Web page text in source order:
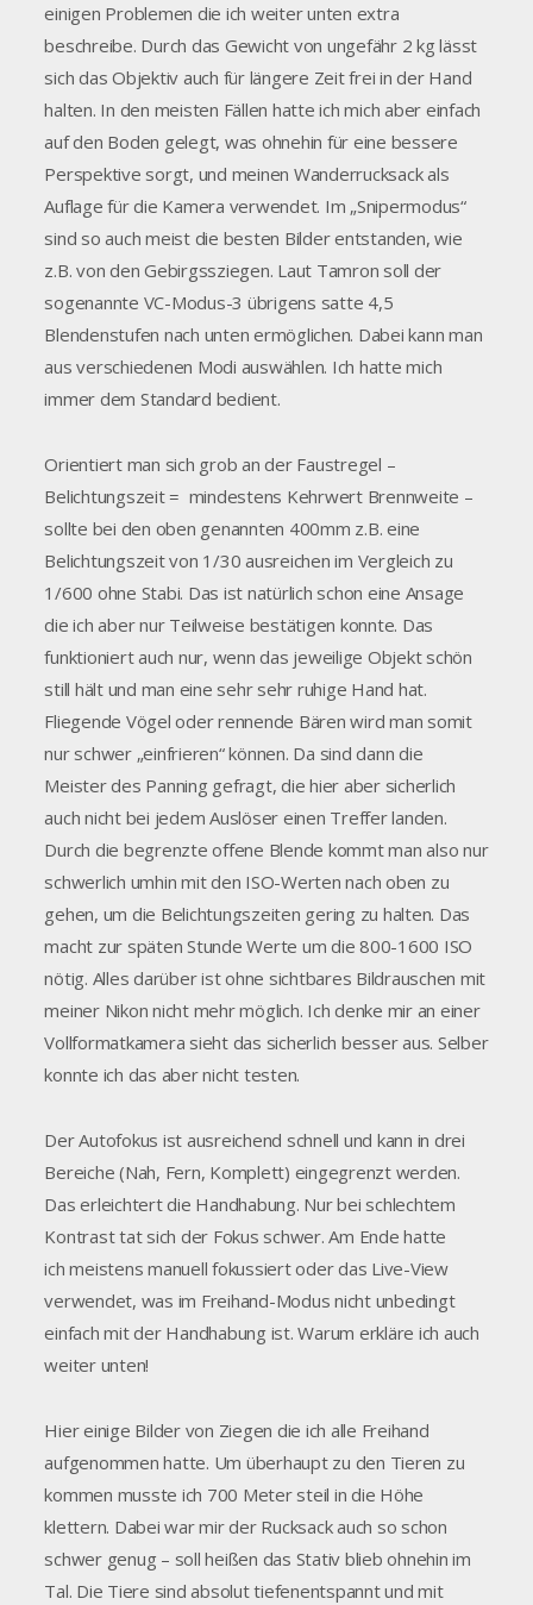
einigen Problemen die ich weiter unten extra
beschreibe. Durch das Gewicht von ungefähr 2 kg lässt
sich das Objektiv auch für längere Zeit frei in der Hand
halten. In den meisten Fällen hatte ich mich aber einfach
auf den Boden gelegt, was ohnehin für eine bessere
Perspektive sorgt, und meinen Wanderrucksack als
Auflage für die Kamera verwendet. Im „Snipermodus“
sind so auch meist die besten Bilder entstanden, wie
z.B. von den Gebirgssziegen. Laut Tamron soll der
sogenannte VC-Modus-3 übrigens satte 4,5
Blendenstufen nach unten ermöglichen. Dabei kann man
aus verschiedenen Modi auswählen. Ich hatte mich
immer dem Standard bedient.
Orientiert man sich grob an der Faustregel –
Belichtungszeit = mindestens Kehrwert Brennweite –
sollte bei den oben genannten 400mm z.B. eine
Belichtungszeit von 1/30 ausreichen im Vergleich zu
1/600 ohne Stabi. Das ist natürlich schon eine Ansage
die ich aber nur Teilweise bestätigen konnte. Das
funktioniert auch nur, wenn das jeweilige Objekt schön
still hält und man eine sehr sehr ruhige Hand hat.
Fliegende Vögel oder rennende Bären wird man somit
nur schwer „einfrieren“ können. Da sind dann die
Meister des Panning gefragt, die hier aber sicherlich
auch nicht bei jedem Auslöser einen Treffer landen.
Durch die begrenzte offene Blende kommt man also nur
schwerlich umhin mit den ISO-Werten nach oben zu
gehen, um die Belichtungszeiten gering zu halten. Das
macht zur späten Stunde Werte um die 800-1600 ISO
nötig. Alles darüber ist ohne sichtbares Bildrauschen mit
meiner Nikon nicht mehr möglich. Ich denke mir an einer
Vollformatkamera sieht das sicherlich besser aus. Selber
konnte ich das aber nicht testen.
Der Autofokus ist ausreichend schnell und kann in drei
Bereiche (Nah, Fern, Komplett) eingegrenzt werden.
Das erleichtert die Handhabung. Nur bei schlechtem
Kontrast tat sich der Fokus schwer. Am Ende hatte
ich meistens manuell fokussiert oder das Live-View
verwendet, was im Freihand-Modus nicht unbedingt
einfach mit der Handhabung ist. Warum erkläre ich auch
weiter unten!
Hier einige Bilder von Ziegen die ich alle Freihand
aufgenommen hatte. Um überhaupt zu den Tieren zu
kommen musste ich 700 Meter steil in die Höhe
klettern. Dabei war mir der Rucksack auch so schon
schwer genug – soll heißen das Stativ blieb ohnehin im
Tal. Die Tiere sind absolut tiefenentspannt und mit